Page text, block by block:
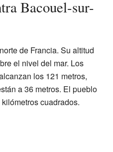
Bacouel-sur-
de Francia. Su altitud
el nivel del mar. Los
los 121 metros,
a 36 metros. El pueblo
cuadrados.